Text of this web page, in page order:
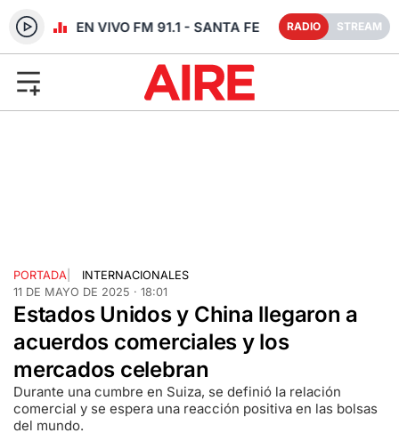
RADIO EN VIVO FM 91.1 - SANTA FE RADIO STREAM
PORTADA
INTERNACIONALES
11 DE MAYO DE 2025 · 18:01
Estados Unidos y China llegaron a
acuerdos comerciales y los
mercados celebran
Durante una cumbre en Suiza, se definió la relación
comercial y se espera una reacción positiva en las bolsas
del mundo.